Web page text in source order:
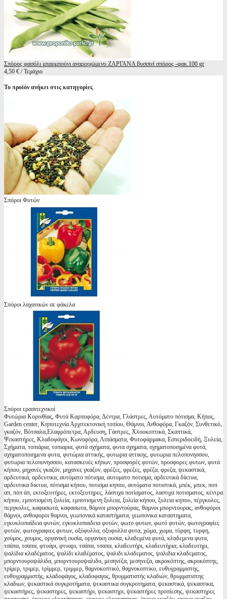
Σπόρος φασόλι μπαρμπούνι αναρριχώμενο ΖΑΡΓΑΝΑ βυσσινί σπόρος -φακ.100 gr
4,50 € / Τεμάχιο
Το προϊόν ανήκει στις κατηγορίες
Σπόροι Φυτών
Σπόροι λαχανικών σε φάκελα
Σπόροι ερασιτεχνικοί
Φυτώρια Κορινθίας, Φυτά Καρποφόρα, Δέντρα, Γλάστρες, Αυτόματο πότισμα, Κήπος,
Garden center, Κηποτεχνία Αρχιτεκτονική τοπίου, Θάμνοι, Ανθοφόρα, Γκαζόν, Συνθετικό,
γκαζόν, Βότσαλα,Ελαφρόπετρα, Αρδευση, Γάστρες, Χλοοκοπτικά, Σκαπτικά,
Ψεκαστήρες, Κλαδοφάγοι, Κωνοφόρα, Λιπάσματα, Φυτοφάρμακα, Εσπεριδοειδή, Ξυλεία,
Σχήματα, τοπιάρια, τοπιαρια, φυτά σχήματα, φυτα σχηματα, σχηματοποιημένα φυτά,
σχηματοποιημενα φυτα, φυτώρια αττικής, φυτωρια αττικης, φυτωρια πελοπονησσου,
φυτωρια πελοπονησσου, κατασκευές κήπων, προσφορές φυτών, προσφορες φυτων, φυτά
κήπου, μηχανές γκαζόν, μηχανες γκαζον, φρέζες, φρεζες, φρέζα, φρεζα, ψεκαστικά,
αρδευτικά, αρδευτικα, αυτόματο πότισμα, αυτοματο ποτισμα, αρδευτικά δίκτυα,
αρδευτικα δικτυα, πότισμα κήπου, ποτισμα κηπου, αυτόματα ποτιστικά, μπέκ, μπεκ, ποπ
απ, πόπ άπ, εκτοξευτήρες, εκτοξευτηρες, λάστιχα ποτίσματος, λαστιχα ποτισματος, κέντρα
κήπου, εμποτισμένη ξυλεία, εμποτισμενη ξυλεια, ξυλεία κήπου, ξυλεια κηπου, πέργκολες,
περγκολες, καφασωτά, καφασωτα, θάμνοι μπορντούρας, θαμνοι μπορντουρας, ανθοφόροι
θάμνοι, ανθοφοροι θαμνοι, γεωπονικά καταστήματα, γεωπονικα καταστηματα,
εγκυκλοπαίδεια φυτών, εγκυκλοπαιδεια φυτών, φωτο φυτων, φωτό φυτών, φωτογραφίες
φυτών, φωτογραφιες φυτων, οξύφυλλα, οξυφυλλα φυτα, χώμα, χωμα, τύρφη, τυρφη,
χούμος, χουμος, οργανική ουσία, οργανικη ουσια, κλαδεμένα φυτά, κλαδεμενα φυτα,
τσάπα, τσαπα, φτυάρι, φτυαρι, τσάπα, τσαπα, κλαδευτήρι, κλαδευτήρια, κλαδευτηρι,
ψαλίδια κλαδέματος, ψαλίδι κλαδέματος, ψαλιδι κλαδεματος, ψαλιδια κλαδεματος,
μπορντουροψάλιδα, μπορντουροψαλιδο, μεσηνέζα, μεσηνεζα, ακροκόπτης, ακροκόπτης,
τρίμερ, τριμερ, τρίμμερ, τριμμερ, θαμνοκοπτικό, θαμνοκοπτικο, ευθυγραμμιστης,
ευθυγραμμιστής, κλαδοφάγος, κλαδοφαγος, θρυμματιστής κλαδιών, θρυμματιστης
κλαδιων, ψεκαστικά συγκροτήματα, ψεκαστικα συγκροτηματα, ψεκαστικά, ψεκαστικα,
ψεκαστήρες, ψεκαστηρες, ψεκαστήρι, ψεκαστηρι, ψεκαστήρες προπίεσης, ψεκαστηρες